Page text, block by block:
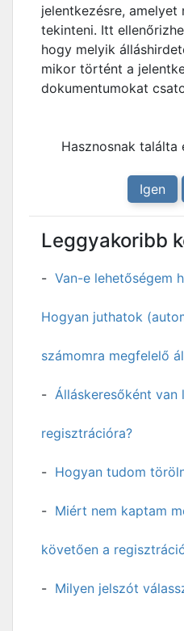
jelentkezésre, amelyet
tekinteni. Itt
hogy melyik
mikor történt a
dokumentumokat
Hasznosnak
Igen
Leggyakoribb
Van-e lehetőségem
Hogyan juthatok
számomra megfelelő
Álláskeresőként van
regisztrációra?
Hogyan tudom
Miért nem kaptam
követően a
Milyen jelszót